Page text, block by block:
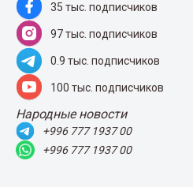
35 тыс. подписчиков
97 тыс. подписчиков
0.9 тыс. подписчиков
100 тыс. подписчиков
Народные новости
+996 777 1937 00
+996 777 1937 00